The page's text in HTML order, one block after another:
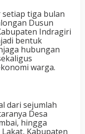
tiga bulan
Dusun
Indragiri
bentuk
hubungan
warga.
dari sejumlah
Desa
hingga
Kabupaten